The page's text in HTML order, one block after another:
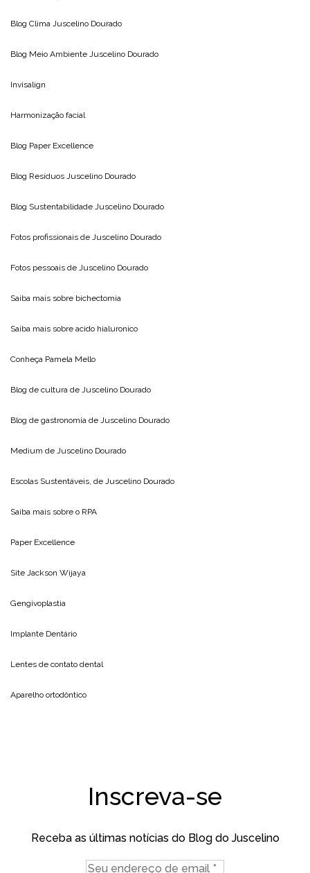
Blog Clima Juscelino Dourado
Blog Meio Ambiente Juscelino Dourado
Invisalign
Harmonização facial
Blog Paper Excellence
Blog Resíduos Juscelino Dourado
Blog Sustentabilidade Juscelino Dourado
Fotos profissionais de Juscelino Dourado
Fotos pessoais de Juscelino Dourado
Saiba mais sobre bichectomia
Saiba mais sobre acido hialuronico
Conheça Pamela Mello
Blog de cultura de Juscelino Dourado
Blog de gastronomia de Juscelino Dourado
Medium de Juscelino Dourado
Escolas Sustentáveis, de Juscelino Dourado
Saiba mais sobre o RPA
Paper Excellence
Site Jackson Wijaya
Gengivoplastia
Implante Dentário
Lentes de contato dental
Aparelho ortodôntico
Inscreva-se
Receba as últimas notícias do Blog do Juscelino